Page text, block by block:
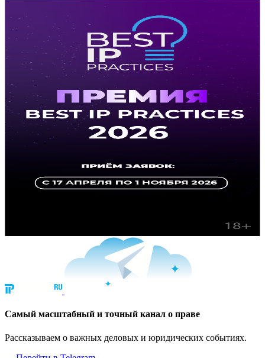
Cамый масштабный и точный канал о праве
Рассказываем о важных деловых и юридических событиях.